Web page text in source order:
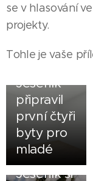
se v hlasování
projekty.
Tohle je vaše
Jeseník
připravil
první čtyři
byty pro
mladé
20.06.2026
Město
Jeseník si